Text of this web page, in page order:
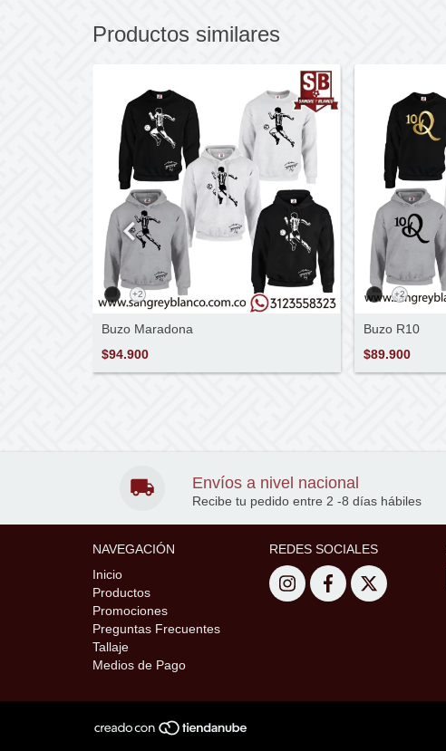
Productos similares
+2
Buzo Maradona
$94.900
+2
Buzo R10
$89.900
Envíos a nivel nacional
Recibe tu pedido entre 2 -8 días hábiles
NAVEGACIÓN
Inicio
Productos
Promociones
Preguntas Frecuentes
Tallaje
Medios de Pago
REDES SOCIALES